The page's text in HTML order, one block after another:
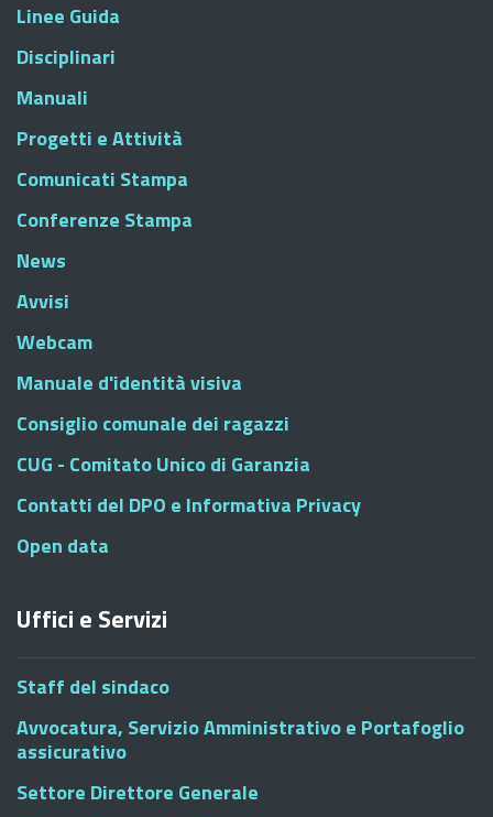
Linee Guida
Disciplinari
Manuali
Progetti e Attività
Comunicati Stampa
Conferenze Stampa
News
Avvisi
Webcam
Manuale d'identità visiva
Consiglio comunale dei ragazzi
CUG - Comitato Unico di Garanzia
Contatti del DPO e Informativa Privacy
Open data
Uffici e Servizi
Staff del sindaco
Avvocatura, Servizio Amministrativo e Portafoglio
assicurativo
Settore Direttore Generale